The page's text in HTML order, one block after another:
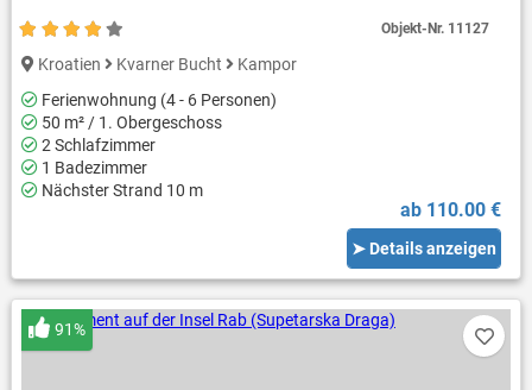
Kroatien Kvarner Bucht
Kampor
Ferienwohnung (4 - 6 Personen)
50 m² / 1. Obergeschoss
2 Schlafzimmer
1 Badezimmer
Nächster Strand 10 m
ab 110.00 €
➤ Details anzeigen
Objekt-Nr. 11127
91%